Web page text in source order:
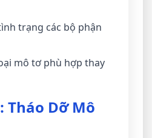
trạng các bộ phận
mô tơ phù hợp thay
Tháo Dỡ Mô